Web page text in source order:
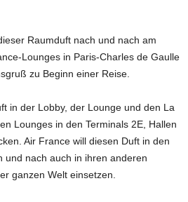
Raumduft nach und nach am
Lounges in Paris-Charles de Gaulle
zu Beginn einer Reise.
in der Lobby, der Lounge und den La
Lounges in den Terminals 2E, Hallen
Air France will diesen Duft in den
und nach auch in ihren anderen
ganzen Welt einsetzen.